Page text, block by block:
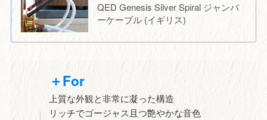
QED Genesis Silver Spiral ジャンパ
ーケーブル (イギリス)
＋For
上質な外観と非常に凝った構造
リッチでゴージャス且つ艶やかな音色